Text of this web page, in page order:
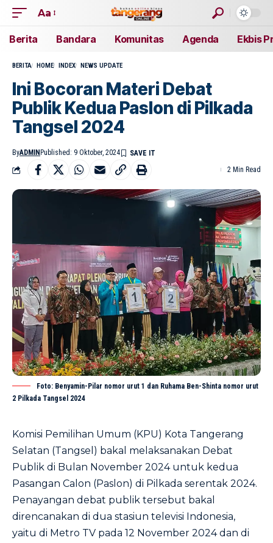
Aa
Berita Bandara Komunitas Agenda Ekbis
BERITA HOME INDEX NEWS UPDATE
Ini Bocoran Materi Debat
Publik Kedua Paslon di Pilkada
Tangsel 2024
ByADMIN Published: 9 Oktober, 2024
2 Min Read
Foto: Benyamin-Pilar nomor urut 1 dan Ruhama Ben-Shinta nomor urut
2 Pilkada Tangsel 2024
Komisi Pemilihan Umum (KPU) Kota Tangerang
Selatan (Tangsel) bakal melaksanakan Debat
Publik di Bulan November 2024 untuk kedua
Pasangan Calon (Paslon) di Pilkada serentak 2024.
Penayangan debat publik tersebut bakal
direncanakan di dua stasiun televisi Indonesia,
yaitu di Metro TV pada 12 November 2024 dan di